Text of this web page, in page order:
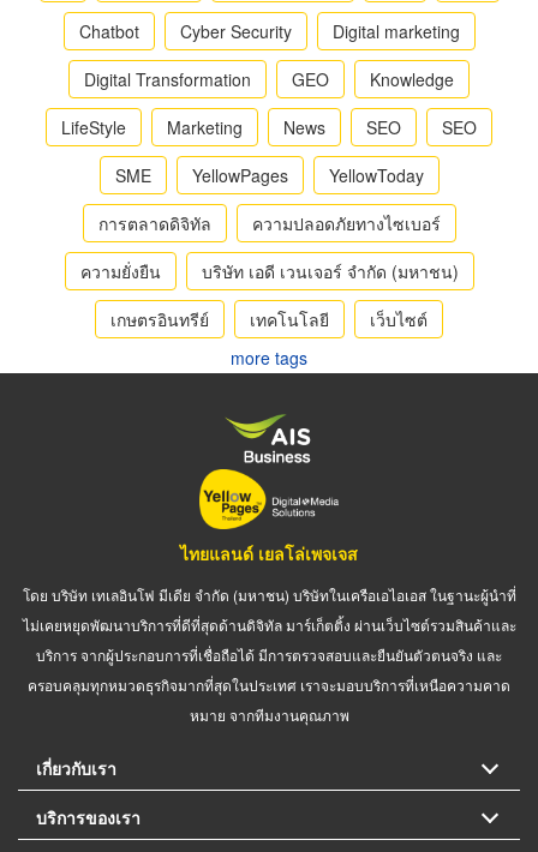
Chatbot
Cyber Security
Digital marketing
Digital Transformation
GEO
Knowledge
LifeStyle
Marketing News SEO
SEO
SME
YellowPages
YellowToday
การตลาดดิจิทัล
ความปลอดภัยทางไซเบอร์
ความยั่งยืน
บริษัท เอดี เวนเจอร์ จำกัด (มหาชน)
เกษตรอินทรีย์
เทคโนโลยี
เว็บไซต์
more tags
ไทยแลนด์ เยลโล่เพจเจส
โดย บริษัท เทเลอินโฟ มีเดีย จำกัด (มหาชน) บริษัทในเครือเอไอเอส ในฐานะผู้นำที่
ไม่เคยหยุดพัฒนาบริการที่ดีที่สุดด้านดิจิทัล มาร์เก็ตติ้ง ผ่านเว็บไซต์รวมสินค้าและ
บริการ จากผู้ประกอบการที่เชื่อถือได้ มีการตรวจสอบและยืนยันตัวตนจริง และ
ครอบคลุมทุกหมวดธุรกิจมากที่สุดในประเทศ เราจะมอบบริการที่เหนือความคาด
หมาย จากทีมงานคุณภาพ
เกี่ยวกับเรา
บริการของเรา